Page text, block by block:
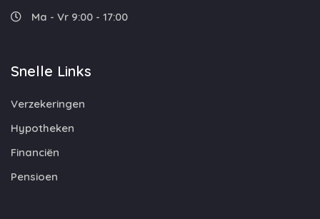
Ma - Vr 9:00 - 17:00
Snelle Links
Verzekeringen
Hypotheken
Financiën
Pensioen